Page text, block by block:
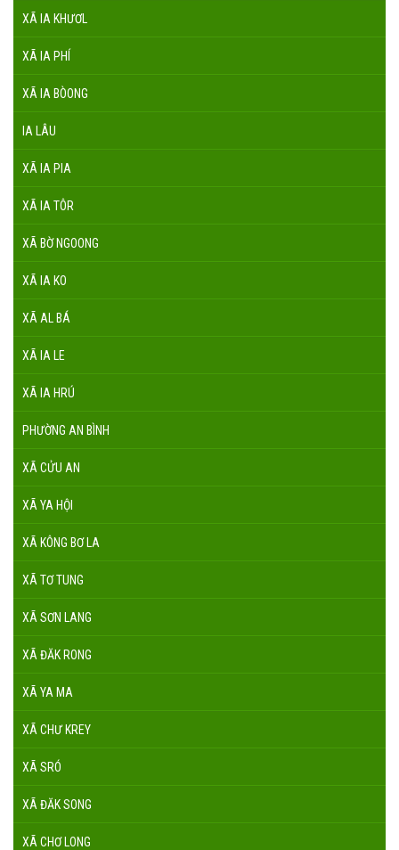
XÃ IA KHƯƠL
XÃ IA PHÍ
XÃ IA BÒONG
IA LÂU
XÃ IA PIA
XÃ IA TÔR
XÃ BỜ NGOONG
XÃ IA KO
XÃ AL BÁ
XÃ IA LE
XÃ IA HRÚ
PHƯỜNG AN BÌNH
XÃ CỬU AN
XÃ YA HỘI
XÃ KÔNG BƠ LA
XÃ TƠ TUNG
XÃ SƠN LANG
XÃ ĐĂK RONG
XÃ YA MA
XÃ CHƯ KREY
XÃ SRÓ
XÃ ĐĂK SONG
XÃ CHƠ LONG